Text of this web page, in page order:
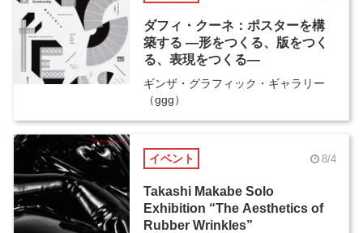
ダフィ・クーネ：ポスターを構
築する ―形をつくる、版をつく
る、表現をつくる―
ギンザ・グラフィック・ギャラリー
（ggg）
イベント 8/4
Takashi Makabe Solo
Exhibition “The Aesthetics of
Rubber Wrinkles”